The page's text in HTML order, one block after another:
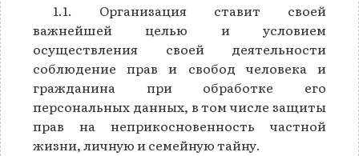
1.1. Организация ставит своей
важнейшей целью и условием
осуществления своей деятельности
соблюдение прав и свобод человека и
гражданина при обработке его
персональных данных, в том числе защиты
прав на неприкосновенность частной
жизни, личную и семейную тайну.